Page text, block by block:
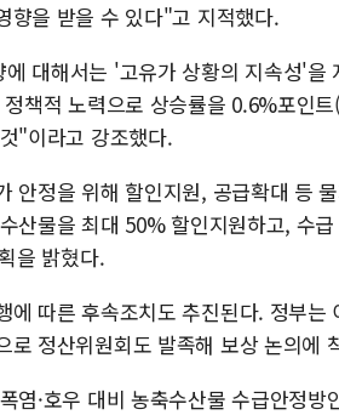
향을 받을 수 있다"고 지적했다.
대해서는 '고유가 상황의 지속성'
책적 노력으로 상승률을 0.6%포인
"이라고 강조했다.
안정을 위해 할인지원, 공급확대 등
산물을 최대 50% 할인지원하고, 수
을 밝혔다.
에 따른 후속조치도 추진된다. 정부
로 정산위원회도 발족해 보상 논의에
염·호우 대비 농축수산물 수급안정